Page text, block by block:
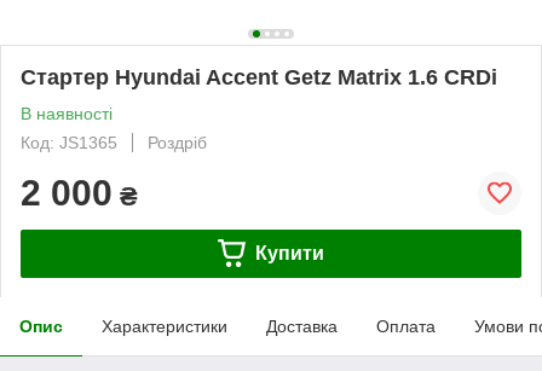
Стартер Hyundai Accent Getz Matrix 1.6 CRDi
В наявності
Код: JS1365
Роздріб
2 000 ₴
Купити
Опис Характеристики Доставка Оплата Умови